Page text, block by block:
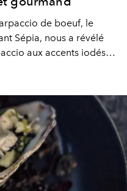
de boeuf, le
Sépia, nous a révélé
aux accents iodés —